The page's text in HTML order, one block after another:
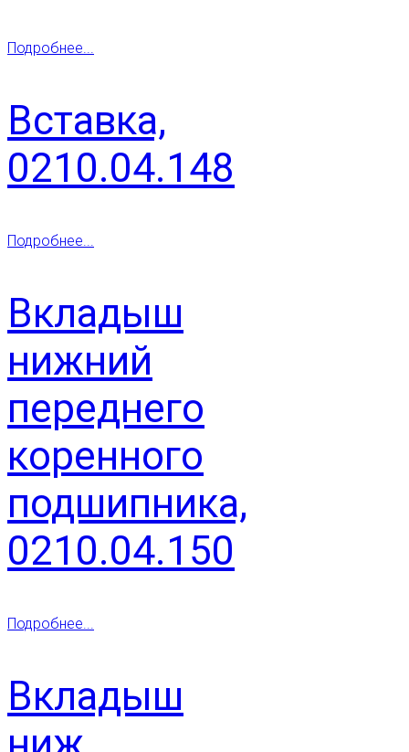
Подробнее...
Вставка,
0210.04.148
Подробнее...
Вкладыш
нижний
переднего
коренного
подшипника,
0210.04.150
Подробнее...
Вкладыш